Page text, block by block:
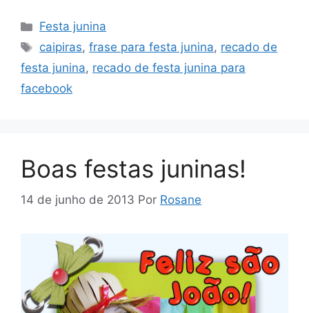
Categorias
Festa junina
Tags
caipiras,frase para festa junina, recado de
festa junina, recado de festa junina para
facebook
Boas festas juninas!
14 de junho de 2013 Por Rosane